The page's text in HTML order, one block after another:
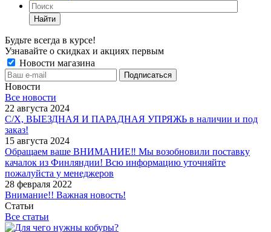
Найти
Будьте всегда в курсе!
Узнавайте о скидках и акциях первым
Новости магазина
Новости
Все новости
22 августа 2024
С/Х, ВЫЕЗДНАЯ И ПАРАДНАЯ УПРЯЖЬ в наличии и под
заказ!
15 августа 2024
Обращаем ваше ВНИМАНИЕ‼ Мы возобновили поставку
качалок из Финляндии! Всю информацию уточняйте
пожалуйста у менеджеров
28 февраля 2022
Внимание!! Важная новость!
Статьи
Все статьи